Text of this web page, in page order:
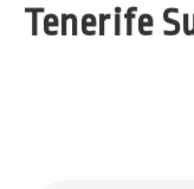
Tenerife